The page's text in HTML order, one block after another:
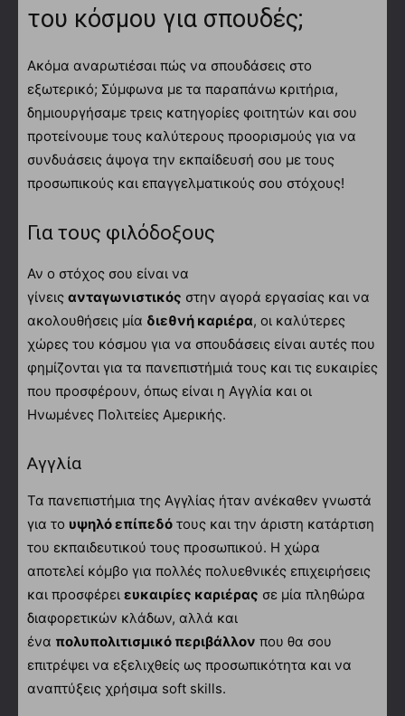
του κόσμου για σπουδές;
Ακόμα αναρωτιέσαι πώς να σπουδάσεις στο
εξωτερικό; Σύμφωνα με τα παραπάνω κριτήρια,
δημιουργήσαμε τρεις κατηγορίες φοιτητών και σου
προτείνουμε τους καλύτερους προορισμούς για να
συνδυάσεις άψογα την εκπαίδευσή σου με τους
προσωπικούς και επαγγελματικούς σου στόχους!
Για τους φιλόδοξους
Αν ο στόχος σου είναι να
γίνεις ανταγωνιστικός στην αγορά εργασίας και να
ακολουθήσεις μία διεθνή καριέρα, οι καλύτερες
χώρες του κόσμου για να σπουδάσεις είναι αυτές που
φημίζονται για τα πανεπιστήμιά τους και τις ευκαιρίες
που προσφέρουν, όπως είναι η Αγγλία και οι
Ηνωμένες Πολιτείες Αμερικής.
Αγγλία
Τα πανεπιστήμια της Αγγλίας ήταν ανέκαθεν γνωστά
για το υψηλό επίπεδό τους και την άριστη κατάρτιση
του εκπαιδευτικού τους προσωπικού. Η χώρα
αποτελεί κόμβο για πολλές πολυεθνικές επιχειρήσεις
και προσφέρει ευκαιρίες καριέρας σε μία πληθώρα
διαφορετικών κλάδων, αλλά και
ένα πολυπολιτισμικό περιβάλλον που θα σου
επιτρέψει να εξελιχθείς ως προσωπικότητα και να
αναπτύξεις χρήσιμα soft skills.